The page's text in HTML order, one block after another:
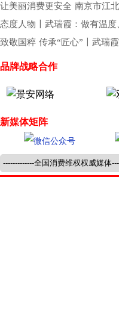
让美丽消费更安全 南京市江
态度人物〡武瑞霞：做有温
致敬国粹 传承“匠心”〡武瑞
品牌战略合作
新媒体矩阵